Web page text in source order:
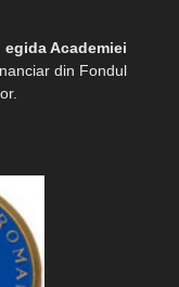
Academiei
din Fondul